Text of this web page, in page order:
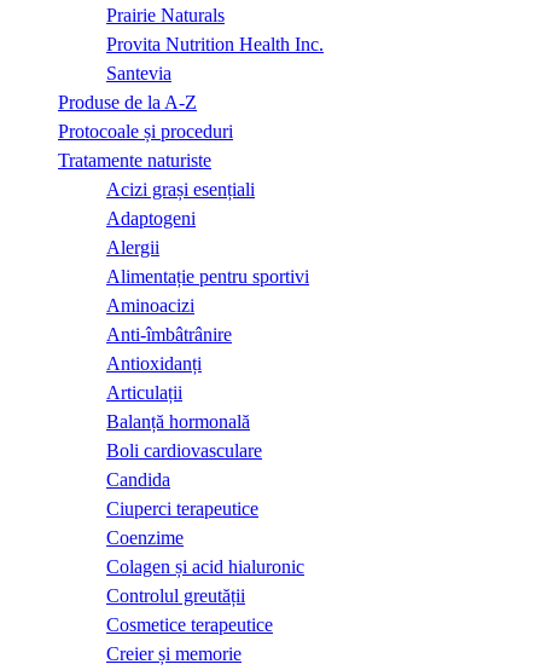
Prairie Naturals
Provita Nutrition Health Inc.
Santevia
Produse de la A-Z
Protocoale și proceduri
Tratamente naturiste
Acizi grași esențiali
Adaptogeni
Alergii
Alimentație pentru sportivi
Aminoacizi
Anti-îmbâtrânire
Antioxidanți
Articulații
Balanță hormonală
Boli cardiovasculare
Candida
Ciuperci terapeutice
Coenzime
Colagen și acid hialuronic
Controlul greutății
Cosmetice terapeutice
Creier și memorie